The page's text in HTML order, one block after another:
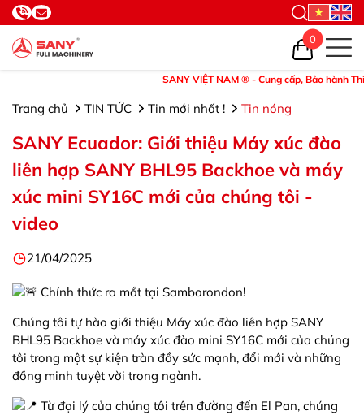
SANY VIỆT NAM ® - Cung cấp, Bảo hành
0
Trang chủ TIN TỨC Tin mới nhất ! Tin nóng
SANY Ecuador: Giới thiệu Máy xúc đào
liên hợp SANY BHL95 Backhoe và máy
xúc mini SY16C mới của chúng tôi -
video
21/04/2025
Chính thức ra mắt tại Samborondon!
Chúng tôi tự hào giới thiệu Máy xúc đào liên hợp SANY
BHL95 Backhoe và máy xúc đào mini SY16C mới của chúng
tôi trong một sự kiện tràn đầy sức mạnh, đổi mới và những
đồng minh tuyệt vời trong ngành.
Từ đại lý của chúng tôi trên đường đến El Pan, chúng